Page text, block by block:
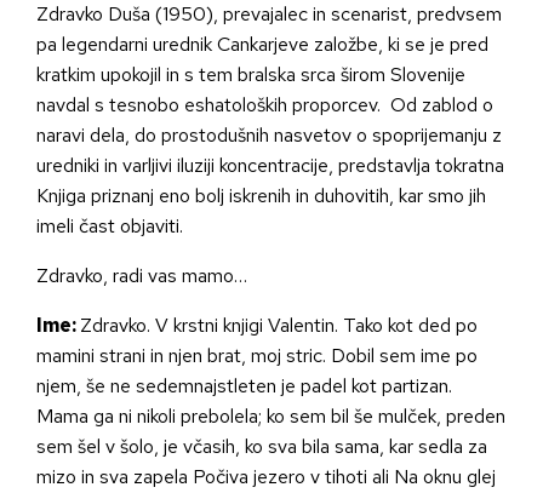
Zdravko Duša (1950), prevajalec in scenarist, predvsem
pa legendarni urednik Cankarjeve založbe, ki se je pred
kratkim upokojil in s tem bralska srca širom Slovenije
navdal s tesnobo eshatoloških proporcev. Od zablod o
naravi dela, do prostodušnih nasvetov o spoprijemanju z
uredniki in varljivi iluziji koncentracije, predstavlja tokratna
Knjiga priznanj eno bolj iskrenih in duhovitih, kar smo jih
imeli čast objaviti.
Zdravko, radi vas mamo…
Ime:Zdravko. V krstni knjigi Valentin. Tako kot ded po
mamini strani in njen brat, moj stric. Dobil sem ime po
njem, še ne sedemnajstleten je padel kot partizan.
Mama ga ni nikoli prebolela; ko sem bil še mulček, preden
sem šel v šolo, je včasih, ko sva bila sama, kar sedla za
mizo in sva zapela Počiva jezero v tihoti ali Na oknu glej